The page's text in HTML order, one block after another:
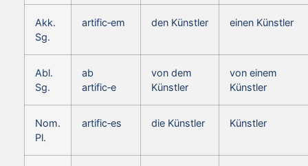
Akk.
Sg.
artific‑em den Künstler einen Künstler
Abl.
Sg.
ab
artific‑e
von dem
Künstler
von einem
Künstler
Nom.
Pl.
artific‑es die Künstler Künstler